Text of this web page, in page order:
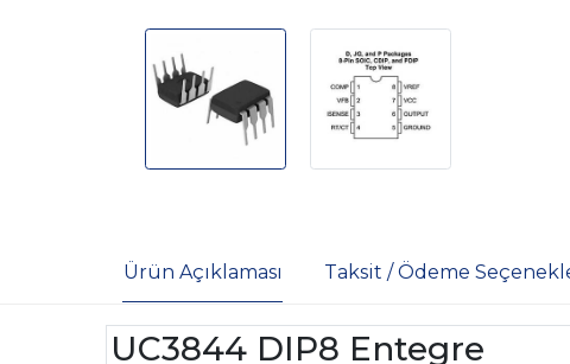
Ürün Açıklaması Taksit / Ödeme
UC3844 DIP8 Entegre